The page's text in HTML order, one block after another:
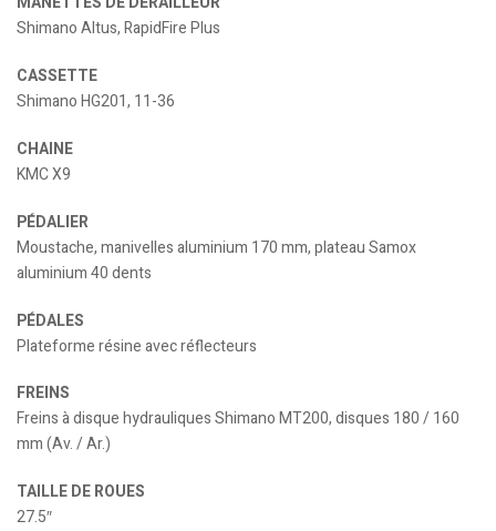
Shimano Altus, RapidFire Plus
CASSETTE
Shimano HG201, 11-36
CHAINE
KMC X9
PÉDALIER
Moustache, manivelles aluminium 170 mm, plateau Samox
aluminium 40 dents
PÉDALES
Plateforme résine avec réflecteurs
FREINS
Freins à disque hydrauliques Shimano MT200, disques 180 / 160
mm (Av. / Ar.)
TAILLE DE ROUES
27.5″